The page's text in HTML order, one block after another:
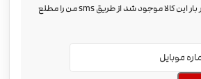
هر بار این کالا موجود شد از طریق sms من را مطلع